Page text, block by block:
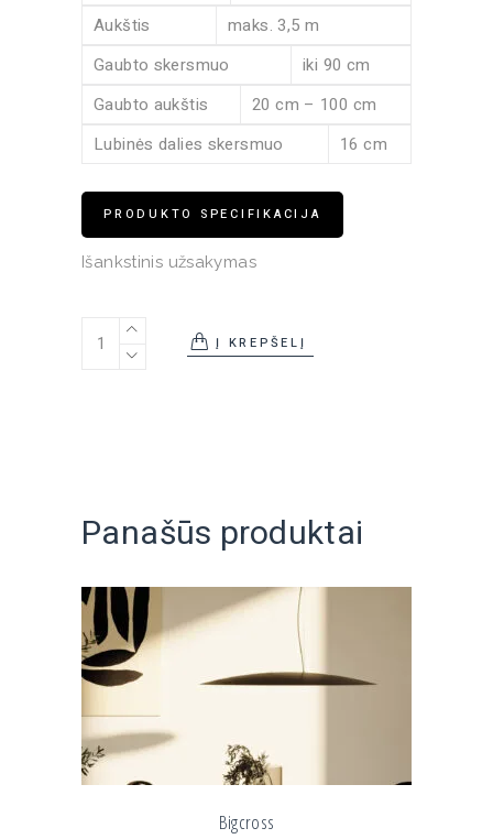
Aukštis
maks. 3,5 m
Gaubto skersmuo
iki 90 cm
Gaubto aukštis
20 cm – 100 cm
Lubinės dalies skersmuo
16 cm
PRODUKTO SPECIFIKACIJA
Išankstinis užsakymas
Pakabinamas šviestuvas Flamingo 1530 quantity
Į KREPŠELĮ
Panašūs produktai
Bigcross